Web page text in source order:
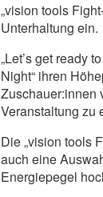
„vision tools
Unterhaltung ein.
„Let’s get ready
Night“ ihren
Zuschauer:innen
Veranstaltung zu
Die „vision tools
auch eine
Energiepegel